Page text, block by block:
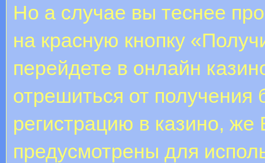
Но а случае вы теснее
на красную кнопку
перейдете в онлайн
отрешиться от получения
регистрацию в казино,
предусмотрены для